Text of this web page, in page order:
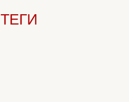
ТЕГИ